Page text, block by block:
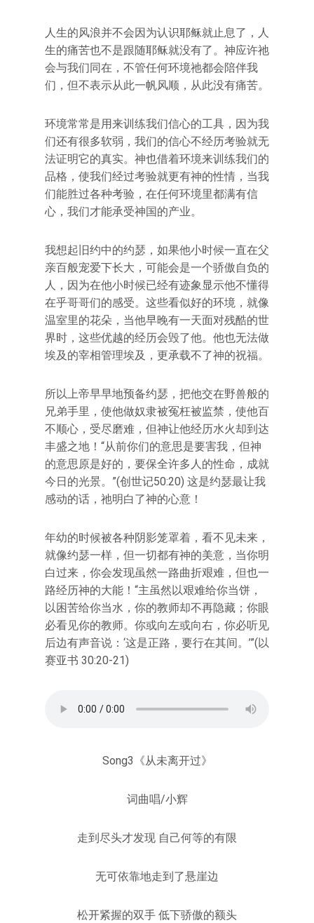
人生的风浪并不会因为认识耶稣就止息了，人
生的痛苦也不是跟随耶稣就没有了。神应许祂
会与我们同在，不管任何环境祂都会陪伴我
们，但不表示从此一帆风顺，从此没有痛苦。
环境常常是用来训练我们信心的工具，因为我
们还有很多软弱，我们的信心不经历考验就无
法证明它的真实。神也借着环境来训练我们的
品格，使我们经过考验就更有神的性情，当我
们能胜过各种考验，在任何环境里都满有信
心，我们才能承受神国的产业。
我想起旧约中的约瑟，如果他小时候一直在父
亲百般宠爱下长大，可能会是一个骄傲自负的
人，因为在他小时候已经有迹象显示他不懂得
在乎哥哥们的感受。这些看似好的环境，就像
温室里的花朵，当他早晚有一天面对残酷的世
界时，这些优越的经历会毁了他。他也无法做
埃及的宰相管理埃及，更承载不了神的祝福。
所以上帝早早地预备约瑟，把他交在野兽般的
兄弟手里，使他做奴隶被冤枉被监禁，使他百
不顺心，受尽磨难，但神让他经历水火却到达
丰盛之地！“从前你们的意思是要害我，但神
的意思原是好的，要保全许多人的性命，成就
今日的光景。”(创世记50:20) 这是约瑟最让我
感动的话，祂明白了神的心意！
年幼的时候被各种阴影笼罩着，看不见未来，
就像约瑟一样，但一切都有神的美意，当你明
白过来，你会发现虽然一路曲折艰难，但也一
路经历神的大能！“主虽然以艰难给你当饼，
以困苦给你当水，你的教师却不再隐藏；你眼
必看见你的教师。你或向左或向右，你必听见
后边有声音说：‘这是正路，要行在其间。’”(以
赛亚书 30:20-21)
Song3《从未离开过》
词曲唱/小辉
走到尽头才发现 自己何等的有限
无可依靠地走到了悬崖边
松开紧握的双手 低下骄傲的额头